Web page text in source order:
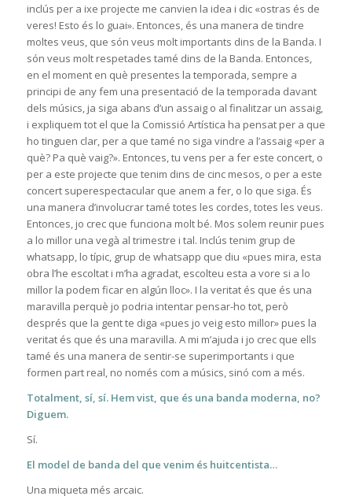
inclús per a ixe projecte me canvien la idea i dic «ostras és de
veres! Esto és lo guai». Entonces, és una manera de tindre
moltes veus, que són veus molt importants dins de la Banda. I
són veus molt respetades tamé dins de la Banda. Entonces,
en el moment en què presentes la temporada, sempre a
principi de any fem una presentació de la temporada davant
dels músics, ja siga abans d’un assaig o al finalitzar un assaig,
i expliquem tot el que la Comissió Artística ha pensat per a que
ho tinguen clar, per a que tamé no siga vindre a l’assaig «per a
què? Pa què vaig?». Entonces, tu vens per a fer este concert, o
per a este projecte que tenim dins de cinc mesos, o per a este
concert superespectacular que anem a fer, o lo que siga. És
una manera d’involucrar tamé totes les cordes, totes les veus.
Entonces, jo crec que funciona molt bé. Mos solem reunir pues
a lo millor una vegà al trimestre i tal. Inclús tenim grup de
whatsapp, lo típic, grup de whatsapp que diu «pues mira, esta
obra l’he escoltat i m’ha agradat, escolteu esta a vore si a lo
millor la podem ficar en algún lloc». I la veritat és que és una
maravilla perquè jo podria intentar pensar-ho tot, però
després que la gent te diga «pues jo veig esto millor» pues la
veritat és que és una maravilla. A mi m’ajuda i jo crec que ells
tamé és una manera de sentir-se superimportants i que
formen part real, no només com a músics, sinó com a més.
Totalment, sí, sí. Hem vist, que és una banda moderna, no?
Diguem.
Sí.
El model de banda del que venim és huitcentista…
Una miqueta més arcaic.